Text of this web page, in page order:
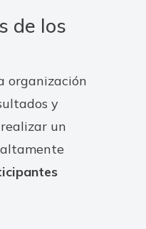
de los
organización
y
un